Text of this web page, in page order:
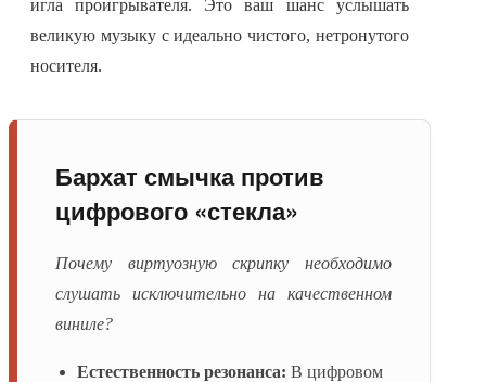
игла проигрывателя. Это ваш шанс услышать
великую музыку с идеально чистого, нетронутого
носителя.
Бархат смычка против
цифрового «стекла»
Почему виртуозную скрипку необходимо
слушать исключительно на качественном
виниле?
Естественность резонанса: В цифровом